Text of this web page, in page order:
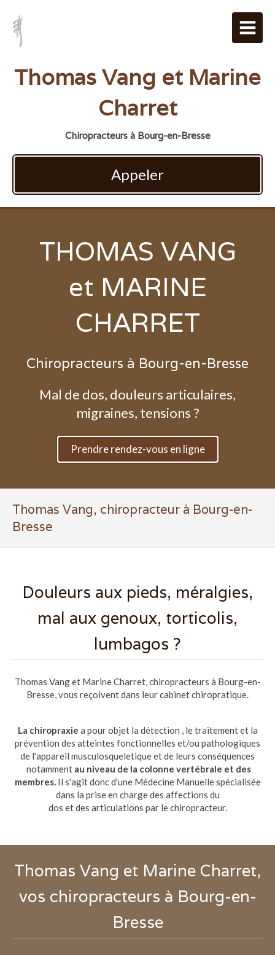
Thomas Vang et Marine
Charret
Chiropracteurs à Bourg-en-Bresse
Appeler
THOMAS VANG
et MARINE
CHARRET
Chiropracteurs à Bourg-en-Bresse
Mal de dos, douleurs articulaires,
migraines, tensions ?
Prendre rendez-vous en ligne
Thomas Vang, chiropracteur à Bourg-en-
Bresse
Douleurs aux pieds, méralgies,
mal aux genoux, torticolis,
lumbagos ?
Thomas Vang et Marine Charret, chiropracteurs à Bourg-en-
Bresse, vous reçoivent dans leur cabinet chiropratique.
La chiropraxie a pour objet la détection , le traitement et la
prévention des atteintes fonctionnelles et/ou pathologiques
de l'appareil musculosqueletique et de leurs conséquences
notamment au niveau de la colonne vertébrale et des
membres.Il s'agit donc d'une Médecine Manuelle spécialisée
dans la prise en charge des affections du
dos et des articulations par le chiropracteur.
Thomas Vang et Marine Charret,
vos chiropracteurs à Bourg-en-
Bresse